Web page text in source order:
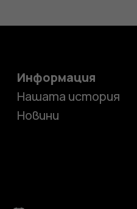
Информация
Нашата история
Новини